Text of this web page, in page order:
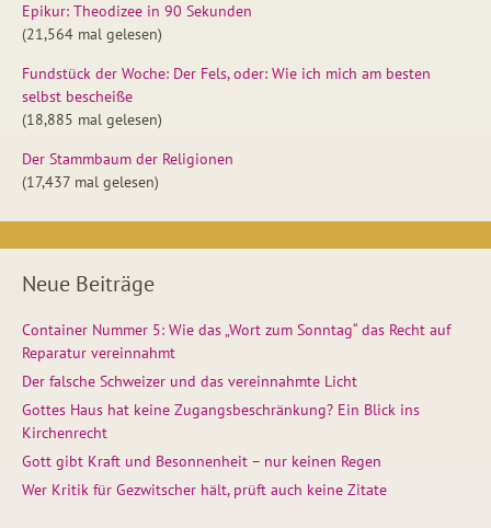
Epikur: Theodizee in 90 Sekunden
(21,564 mal gelesen)
Fundstück der Woche: Der Fels, oder: Wie ich mich am besten
selbst bescheiße
(18,885 mal gelesen)
Der Stammbaum der Religionen
(17,437 mal gelesen)
Neue Beiträge
Container Nummer 5: Wie das „Wort zum Sonntag“ das Recht auf
Reparatur vereinnahmt
Der falsche Schweizer und das vereinnahmte Licht
Gottes Haus hat keine Zugangsbeschränkung? Ein Blick ins
Kirchenrecht
Gott gibt Kraft und Besonnenheit – nur keinen Regen
Wer Kritik für Gezwitscher hält, prüft auch keine Zitate